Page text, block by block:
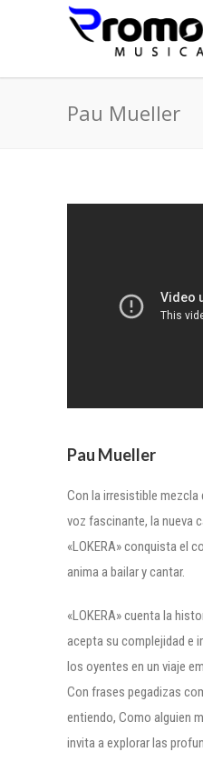
Pau Mueller
Pau Mueller
Con la irresistible
voz fascinante, la nueva
«LOKERA» conquista el
anima a bailar y cantar.
«LOKERA» cuenta la
acepta su complejidad e
los oyentes en un viaje
Con frases pegadizas
entiendo, Como alguien
invita a explorar las